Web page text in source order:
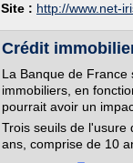
Site : http://www.net-
Crédit
La Banque de
immobiliers, en
pourrait avoir un
Trois seuils de l'usure
ans, comprise de 10